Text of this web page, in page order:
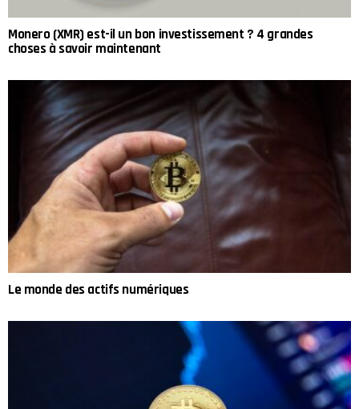
Monero (XMR) est-il un bon investissement ? 4 grandes
choses à savoir maintenant
Le monde des actifs numériques